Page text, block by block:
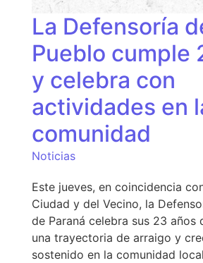
La Defensoría
Pueblo cumple
y celebra con
actividades en
comunidad
Noticias
Este jueves, en coincidencia
Ciudad y del Vecino, la
de Paraná celebra sus 23 años
una trayectoria de arraigo y
sostenido en la comunidad